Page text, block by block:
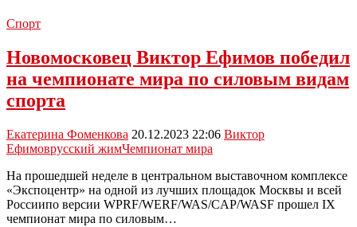
Спорт
Новомосковец Виктор Ефимов победил
на чемпионате мира по силовым видам
спорта
Екатерина Фоменкова 20.12.2023 22:06 Виктор
Ефимоврусский жимЧемпионат мира
На прошедшей неделе в центральном выставочном комплексе
«Экспоцентр» на одной из лучших площадок Москвы и всей
Россиипо версии WPRF/WERF/WAS/CAP/WASF прошел IX
чемпионат мира по силовым…